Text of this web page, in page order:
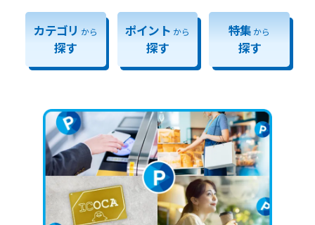
カテゴリ から
探す
ポイント から
探す
特集 から
探す